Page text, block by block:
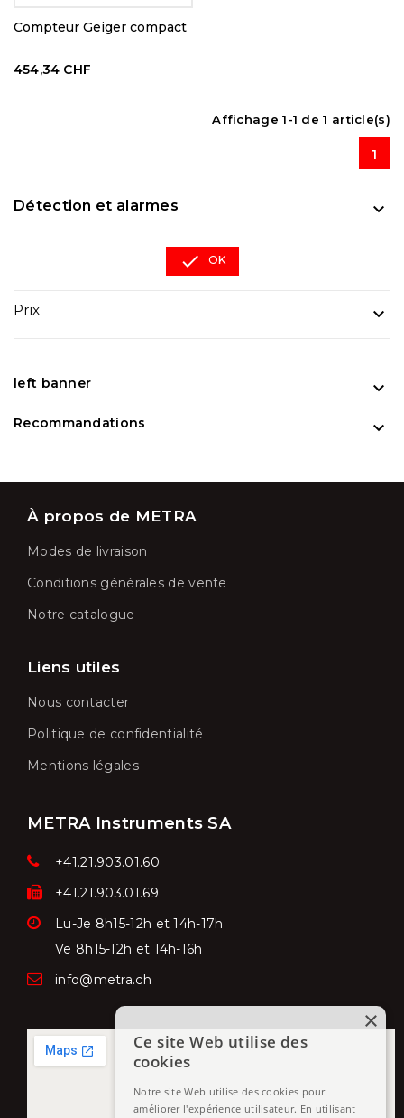
Compteur Geiger compact
454,34 CHF
Affichage 1-1 de 1 article(s)
1
Détection et alarmes 
 OK
Prix 
left banner 
Recommandations 
À propos de METRA
Modes de livraison
Conditions générales de vente
Notre catalogue
Liens utiles
Nous contacter
Politique de confidentialité
Mentions légales
METRA Instruments SA
+41.21.903.01.60
+41.21.903.01.69
Lu-Je 8h15-12h et 14h-17h
Ve 8h15-12h et 14h-16h
info@metra.ch
×
Ce site Web utilise des
cookies
Notre site Web utilise des cookies pour
améliorer l'expérience utilisateur. En utilisant